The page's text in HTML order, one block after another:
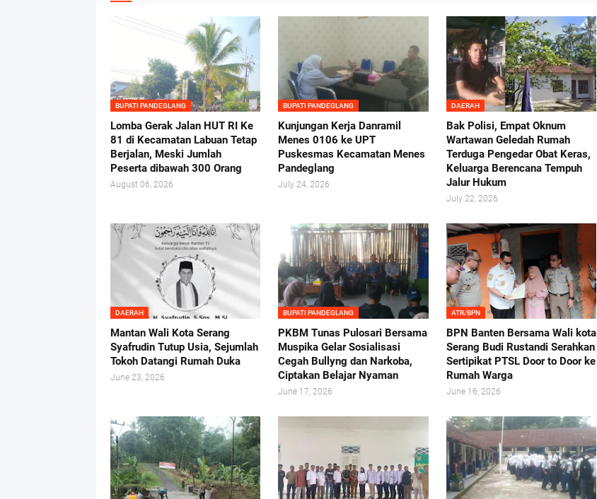
BUPATI PANDEGLANG
Lomba Gerak Jalan HUT RI Ke
81 di Kecamatan Labuan Tetap
Berjalan, Meski Jumlah
Peserta dibawah 300 Orang
August 06, 2026
BUPATI PANDEGLANG
Kunjungan Kerja Danramil
Menes 0106 ke UPT
Puskesmas Kecamatan Menes
Pandeglang
July 24, 2026
DAERAH
Bak Polisi, Empat Oknum
Wartawan Geledah Rumah
Terduga Pengedar Obat Keras,
Keluarga Berencana Tempuh
Jalur Hukum
July 22, 2026
DAERAH
Mantan Wali Kota Serang
Syafrudin Tutup Usia, Sejumlah
Tokoh Datangi Rumah Duka
June 23, 2026
BUPATI PANDEGLANG
PKBM Tunas Pulosari Bersama
Muspika Gelar Sosialisasi
Cegah Bullyng dan Narkoba,
Ciptakan Belajar Nyaman
June 17, 2026
ATR/BPN
BPN Banten Bersama Wali kota
Serang Budi Rustandi Serahkan
Sertipikat PTSL Door to Door ke
Rumah Warga
June 16, 2026